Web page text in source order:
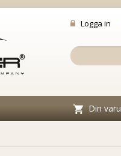
Logga in
Din